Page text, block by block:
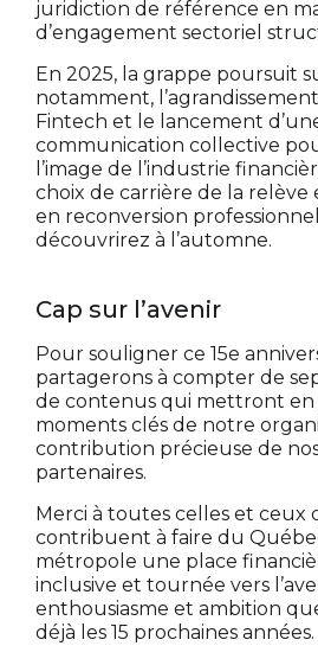
juridiction de référence en
d’engagement sectoriel
En 2025, la grappe poursuit
notamment,
Fintech et le lancement
communication collective
l’image de l’industrie
choix de carrière de la relève
en reconversion
découvrirez à l’automne.
Cap sur l’avenir
Pour souligner ce 15e
partagerons à compter de
de contenus qui mettront en
moments clés de notre
contribution précieuse de
partenaires.
Merci à toutes celles et ceux
contribuent à faire du
métropole une place
inclusive et tournée vers
enthousiasme et ambition
déjà les 15 prochaines années.